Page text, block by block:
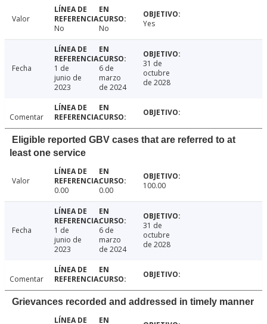
Valor
No
No Yes
Fecha
1 de
junio de
2023
6 de
marzo
de 2024
31 de
octubre
de 2028
Comentar
Eligible reported GBV cases that are referred to at
least one service
Valor
0.00
0.00 100.00
Fecha
1 de
junio de
2023
6 de
marzo
de 2024
31 de
octubre
de 2028
Comentar
Grievances recorded and addressed in timely manner